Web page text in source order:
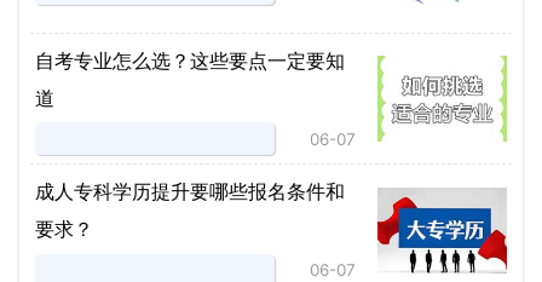
自考专业怎么选？这些要点一定要知
道
06-07
成人专科学历提升要哪些报名条件和
要求？
06-07